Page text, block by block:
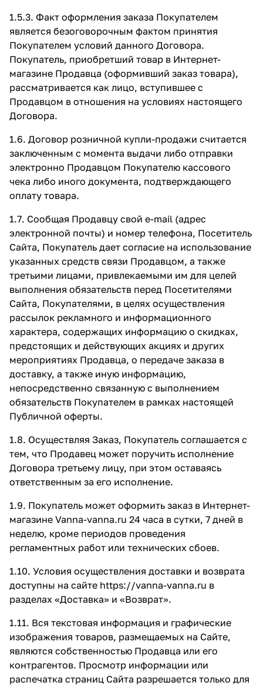
1.5.3. Факт оформления заказа Покупателем
является безоговорочным фактом принятия
Покупателем условий данного Договора.
Покупатель, приобретший товар в Интернет-
магазине Продавца (оформивший заказ товара),
рассматривается как лицо, вступившее с
Продавцом в отношения на условиях настоящего
Договора.
1.6. Договор розничной купли-продажи считается
заключенным с момента выдачи либо отправки
электронно Продавцом Покупателю кассового
чека либо иного документа, подтверждающего
оплату товара.
1.7. Сообщая Продавцу свой e-mail (адрес
электронной почты) и номер телефона, Посетитель
Сайта, Покупатель дает согласие на использование
указанных средств связи Продавцом, а также
третьими лицами, привлекаемыми им для целей
выполнения обязательств перед Посетителями
Сайта, Покупателями, в целях осуществления
рассылок рекламного и информационного
характера, содержащих информацию о скидках,
предстоящих и действующих акциях и других
мероприятиях Продавца, о передаче заказа в
доставку, а также иную информацию,
непосредственно связанную с выполнением
обязательств Покупателем в рамках настоящей
Публичной оферты.
1.8. Осуществляя Заказ, Покупатель соглашается с
тем, что Продавец может поручить исполнение
Договора третьему лицу, при этом оставаясь
ответственным за его исполнение.
1.9. Покупатель может оформить заказ в Интернет-
магазине Vanna-vanna.ru 24 часа в сутки, 7 дней в
неделю, кроме периодов проведения
регламентных работ или технических сбоев.
1.10. Условия осуществления доставки и возврата
доступны на сайте https://vanna-vanna.ru в
разделах «Доставка» и «Возврат».
1.11. Вся текстовая информация и графические
изображения товаров, размещаемых на Сайте,
являются собственностью Продавца или его
контрагентов. Просмотр информации или
распечатка страниц Сайта разрешается только для